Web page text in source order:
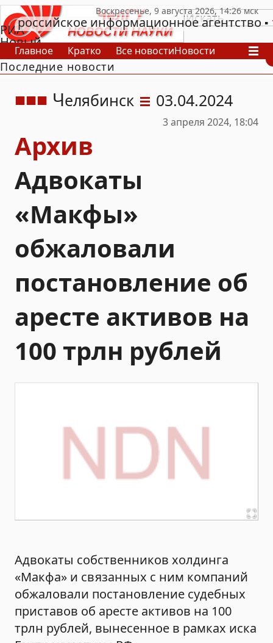
РИА
Новый
День
российское информационное агентство
Главное Кратко Все новостиНовости
В России
В мире
Последние новости
Челябинск 03.04.2024
3 апреля 2024, 18:04
Архив
Адвокаты
«Макфы»
обжаловали
постановление об
аресте активов на
100 трлн рублей
Адвокаты собственников холдинга
«Макфа» и связанных с ним компаний
обжаловали постановление судебных
приставов об аресте активов на 100
трлн рублей, вынесенное в рамках иска